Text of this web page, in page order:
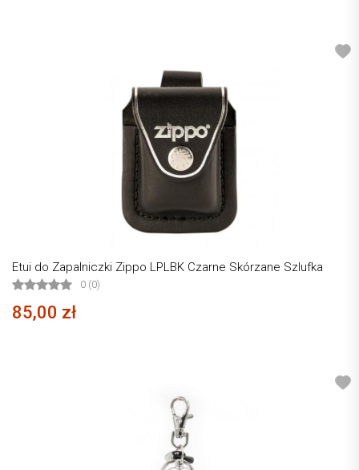
Etui do Zapalniczki Zippo LPLBK Czarne Skórzane Szlufka
0 (0)
85,00 zł